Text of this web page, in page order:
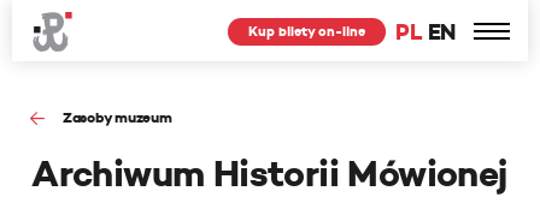
PL EN
Kup bilety on-line
Zasoby muzeum
Archiwum Historii Mówionej